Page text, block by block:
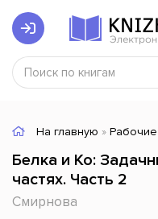
На главную » Рабочие
Белка и Ко:
частях. Часть 2
Смирнова